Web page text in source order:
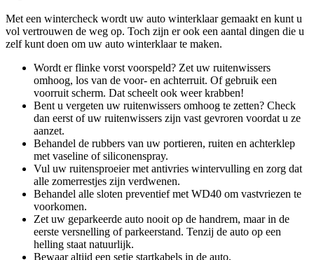
Met een wintercheck wordt uw auto winterklaar gemaakt en kunt u
vol vertrouwen de weg op. Toch zijn er ook een aantal dingen die u
zelf kunt doen om uw auto winterklaar te maken.
Wordt er flinke vorst voorspeld? Zet uw ruitenwissers
omhoog, los van de voor- en achterruit. Of gebruik een
voorruit scherm. Dat scheelt ook weer krabben!
Bent u vergeten uw ruitenwissers omhoog te zetten? Check
dan eerst of uw ruitenwissers zijn vast gevroren voordat u ze
aanzet.
Behandel de rubbers van uw portieren, ruiten en achterklep
met vaseline of siliconenspray.
Vul uw ruitensproeier met antivries wintervulling en zorg dat
alle zomerrestjes zijn verdwenen.
Behandel alle sloten preventief met WD40 om vastvriezen te
voorkomen.
Zet uw geparkeerde auto nooit op de handrem, maar in de
eerste versnelling of parkeerstand. Tenzij de auto op een
helling staat natuurlijk.
Bewaar altijd een setje startkabels in de auto.